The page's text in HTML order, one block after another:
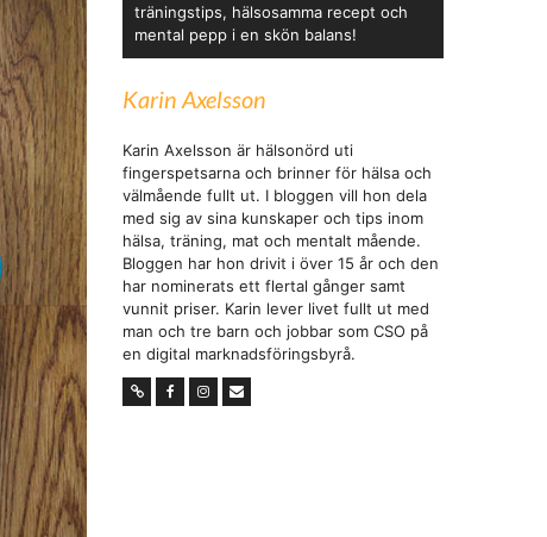
träningstips, hälsosamma recept och
mental pepp i en skön balans!
Karin Axelsson
Karin Axelsson är hälsonörd uti
fingerspetsarna och brinner för hälsa och
välmående fullt ut. I bloggen vill hon dela
med sig av sina kunskaper och tips inom
hälsa, träning, mat och mentalt mående.
Bloggen har hon drivit i över 15 år och den
har nominerats ett flertal gånger samt
vunnit priser. Karin lever livet fullt ut med
man och tre barn och jobbar som CSO på
en digital marknadsföringsbyrå.